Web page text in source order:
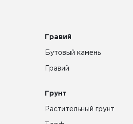
Гравий
Бутовый камень
Гравий
Грунт
Растительный грунт